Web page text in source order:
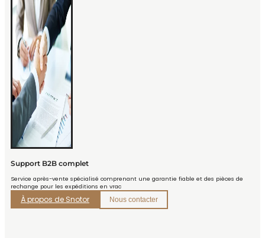
Support B2B complet
Service après-vente spécialisé comprenant une garantie fiable et des pièces de
rechange pour les expéditions en vrac
À propos de Snotor Nous contacter